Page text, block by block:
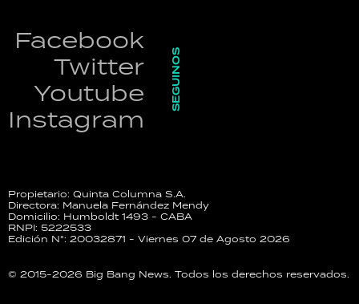
Facebook
Twitter
Youtube
Instagram
SEGUINOS
Propietario: Quinta Columna S.A.
Directora: Manuela Fernández Mendy
Domicilio: Humboldt 1493 - CABA
RNPI: 5222533
Edición N°: 20032871 - Viernes 07 de Agosto 2026
© 2015-2026 Big Bang News. Todos los derechos reservados.